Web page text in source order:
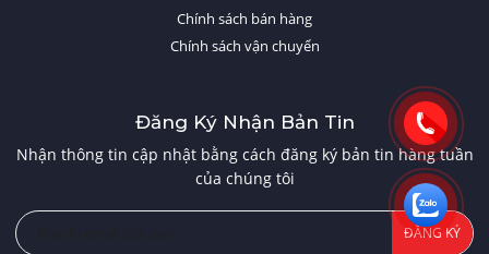
Chính sách bán hàng
Chính sách vận chuyển
Đăng Ký Nhận Bản Tin
Nhận thông tin cập nhật bằng cách đăng ký bản tin hàng tuần
của chúng tôi
ĐĂNG KÝ